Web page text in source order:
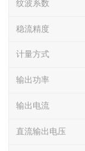
纹波系数
稳流精度
计量方式
输出功率
输出电流
直流输出电压